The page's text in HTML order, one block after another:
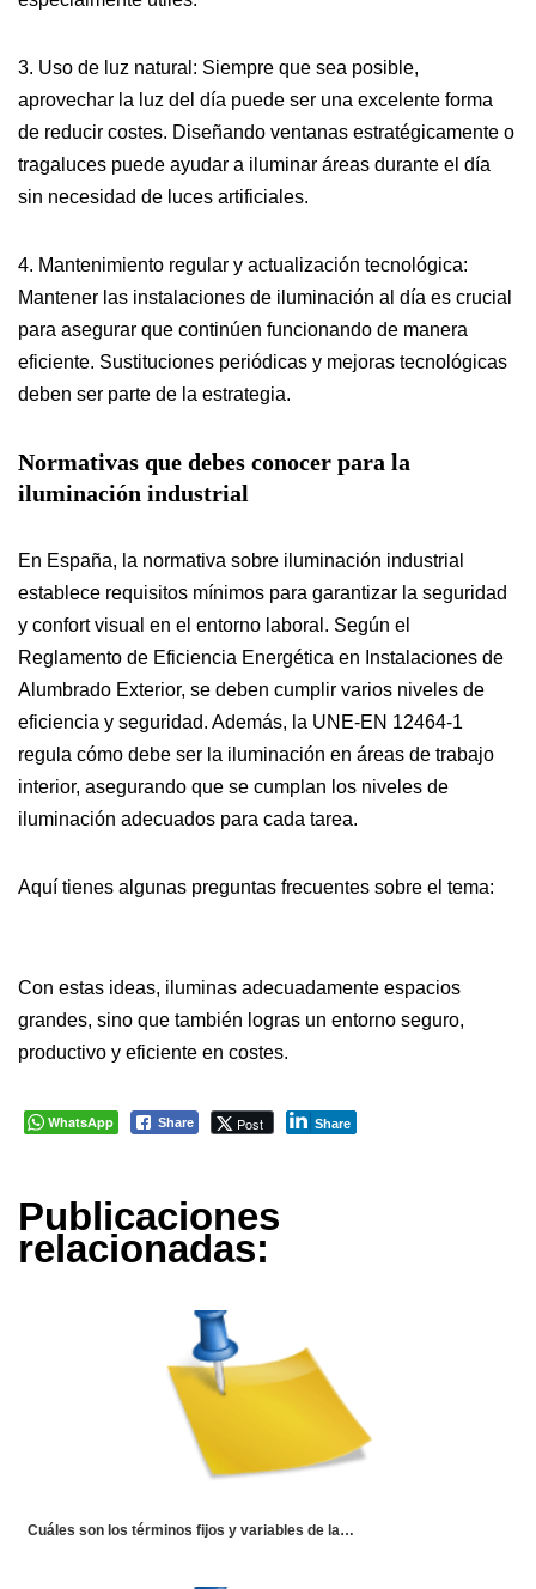
3. Uso de luz natural: Siempre que sea posible,
aprovechar la luz del día puede ser una excelente forma
de reducir costes. Diseñando ventanas estratégicamente o
tragaluces puede ayudar a iluminar áreas durante el día
sin necesidad de luces artificiales.
4. Mantenimiento regular y actualización tecnológica:
Mantener las instalaciones de iluminación al día es crucial
para asegurar que continúen funcionando de manera
eficiente. Sustituciones periódicas y mejoras tecnológicas
deben ser parte de la estrategia.
Normativas que debes conocer para la
iluminación industrial
En España, la normativa sobre iluminación industrial
establece requisitos mínimos para garantizar la seguridad
y confort visual en el entorno laboral. Según el
Reglamento de Eficiencia Energética en Instalaciones de
Alumbrado Exterior, se deben cumplir varios niveles de
eficiencia y seguridad. Además, la UNE-EN 12464-1
regula cómo debe ser la iluminación en áreas de trabajo
interior, asegurando que se cumplan los niveles de
iluminación adecuados para cada tarea.
Aquí tienes algunas preguntas frecuentes sobre el tema:
Con estas ideas, iluminas adecuadamente espacios
grandes, sino que también logras un entorno seguro,
productivo y eficiente en costes.
WhatsApp Share Post Share
Publicaciones
relacionadas:
Cuáles son los términos fijos y variables de la…